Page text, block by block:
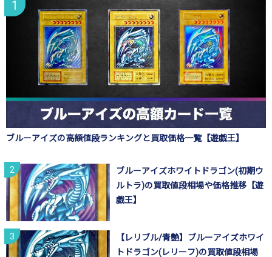
ブルーアイズの高額値段ランキングと買取価格一覧【遊戯王】
ブルーアイズホワイトドラゴン(初期ウ
ルトラ)の買取値段相場や価格推移【遊
戯王】
【レリブル/青艶】ブルーアイズホワイ
トドラゴン(レリーフ)の買取値段相場